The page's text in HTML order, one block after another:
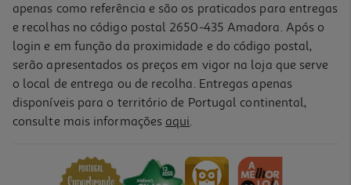
apenas como referência e são os praticados para entregas
e recolhas no código postal 2650-435 Amadora. Após o
login e em função da proximidade e do código postal,
serão apresentados os preços em vigor na loja que serve
o local de entrega ou de recolha. Entregas apenas
disponíveis para o território de Portugal continental,
consulte mais informações aqui.